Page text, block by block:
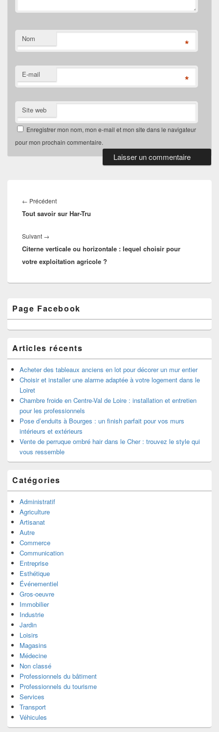
Nom *
E-mail *
Site web
Enregistrer mon nom, mon e-mail et mon site dans le navigateur
pour mon prochain commentaire.
de
l’article
← PrécédentArticle
précédent :
Tout savoir sur Har-Tru
Suivant →
suivant :
Citerne verticale ou horizontale : lequel choisir pour
votre exploitation agricole ?
principale
de
widget
Page Facebook
Articles récents
Acheter des tableaux anciens en lot pour décorer un mur entier
Choisir et installer une alarme adaptée à votre logement dans le
Loiret
Chambre froide en Centre-Val de Loire : installation et entretien
pour les professionnels
Pose d’enduits à Bourges : un finish parfait pour vos murs
intérieurs et extérieurs
Vente de perruque ombré hair dans le Cher : trouvez le style qui
vous ressemble
Catégories
Administratif
Agriculture
Artisanat
Autre
Commerce
Communication
Entreprise
Esthétique
Événementiel
Gros-oeuvre
Immobilier
Industrie
Jardin
Loisirs
Magasins
Médecine
Non classé
Professionnels du bâtiment
Professionnels du tourisme
Services
Transport
Véhicules